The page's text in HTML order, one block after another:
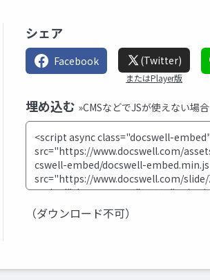
シェア
Facebook (Twitter)
またはPlayer版
埋め込む »CMSなどでJSが使えない場合
（ダウンロード不可）